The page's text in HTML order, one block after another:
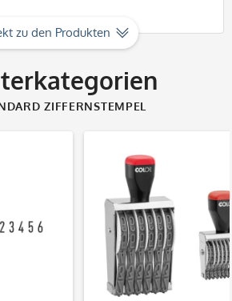
zu den Produkten
ZIFFERNSTEMPEL
Produkte